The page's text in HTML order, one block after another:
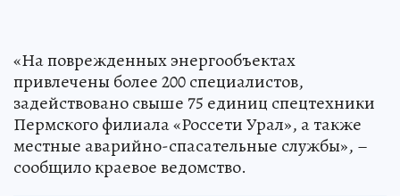
«На поврежденных энергообъектах
привлечены более 200 специалистов,
задействовано свыше 75 единиц спецтехники
Пермского филиала «Россети Урал», а также
местные аварийно-спасательные службы», –
сообщило краевое ведомство.